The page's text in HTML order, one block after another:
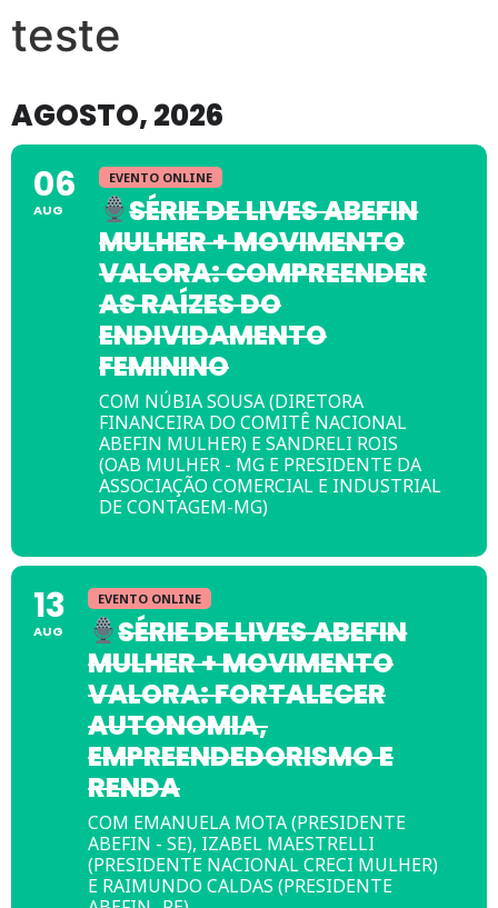
teste
AGOSTO, 2026
06
AUG
EVENTO ONLINE
SÉRIE DE LIVES ABEFIN
MULHER + MOVIMENTO
VALORA: COMPREENDER
AS RAÍZES DO
ENDIVIDAMENTO
FEMININO
COM NÚBIA SOUSA (DIRETORA
FINANCEIRA DO COMITÊ NACIONAL
ABEFIN MULHER) E SANDRELI ROIS
(OAB MULHER - MG E PRESIDENTE DA
ASSOCIAÇÃO COMERCIAL E INDUSTRIAL
DE CONTAGEM-MG)
13
AUG
EVENTO ONLINE
SÉRIE DE LIVES ABEFIN
MULHER + MOVIMENTO
VALORA: FORTALECER
AUTONOMIA,
EMPREENDEDORISMO E
RENDA
COM EMANUELA MOTA (PRESIDENTE
ABEFIN - SE), IZABEL MAESTRELLI
(PRESIDENTE NACIONAL CRECI MULHER)
E RAIMUNDO CALDAS (PRESIDENTE